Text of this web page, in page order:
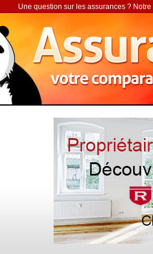
Une question sur les assurances ?